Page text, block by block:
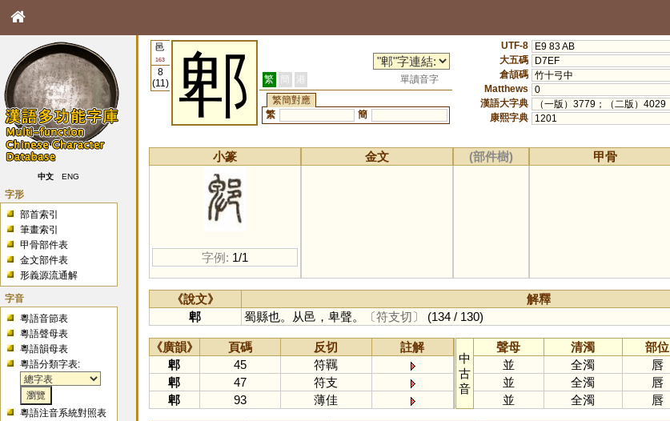
中文 ENG
字形
部首索引
筆畫索引
甲骨部件表
金文部件表
形義源流通解
字音
粵語音節表
粵語聲母表
粵語韻母表
粵語分類字表:
粵語注音系統對照表
邑
163
8
(11)
郫 繁 簡 港
單讀音字
繁簡對應
繁
簡
UTF-8
E9 83 AB
大五碼
D7EF
倉頡碼 竹十弓中
Matthews
0
漢語大字典
（一版）3779；（二版）4029
康熙字典
1201
小篆
字例: 1/1
金文 (部件樹) 甲骨
《說文》 解釋
郫
蜀縣也。从邑，卑聲。 〔符支切〕 (134 / 130)
《廣韻》 頁碼 反切
註解
郫
45
符羈
郫
47
符支
郫
93 薄佳
中
古
音
聲母 清濁 部位
並
全濁 唇
並
全濁 唇
並
全濁 唇